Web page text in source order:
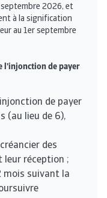
2026, et
à la signification
au 1er septembre
l’injonction de payer
de payer
(au lieu de 6),
des
leur réception ;
mois suivant la